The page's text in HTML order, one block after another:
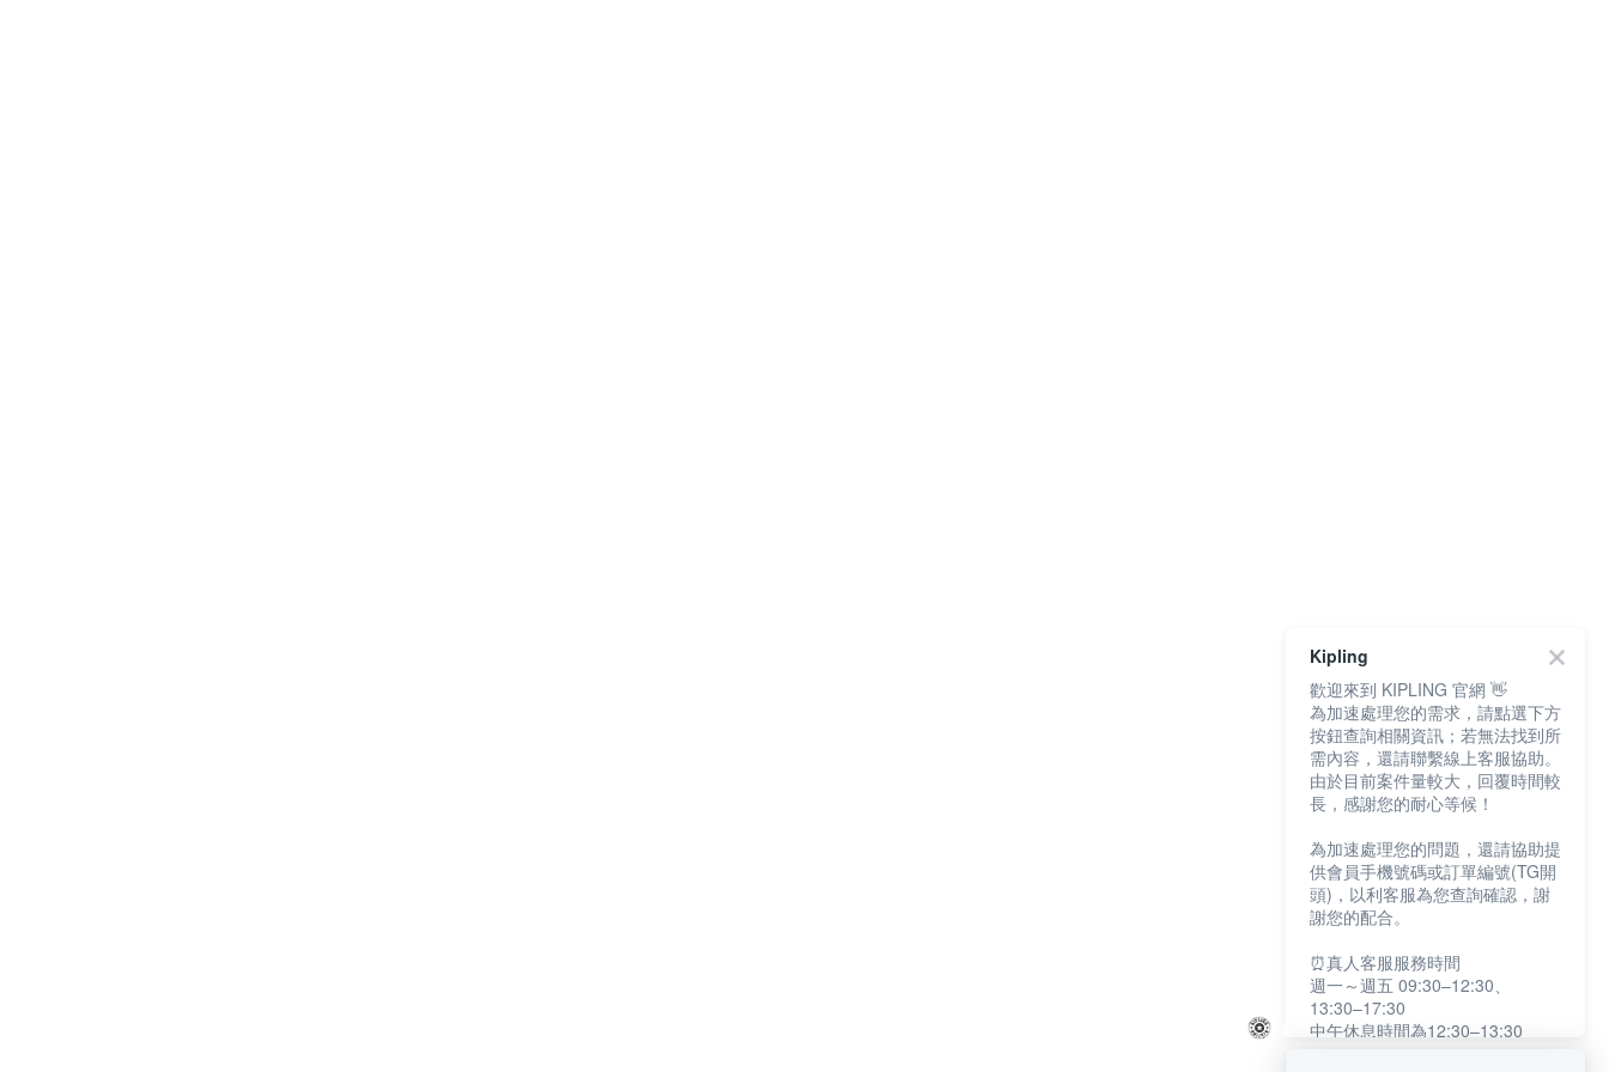
Kipling
歡迎來到 KIPLING 官網 👋
為加速處理您的需求，請點選下方
按鈕查詢相關資訊；若無法找到所
需內容，還請聯繫線上客服協助。
由於目前案件量較大，回覆時間較
長，感謝您的耐心等候！
為加速處理您的問題，還請協助提
供會員手機號碼或訂單編號(TG開
頭)，以利客服為您查詢確認，謝
謝您的配合。
⏰真人客服服務時間
週一～週五 09:30–12:30、
13:30–17:30
中午休息時間為12:30–13:30